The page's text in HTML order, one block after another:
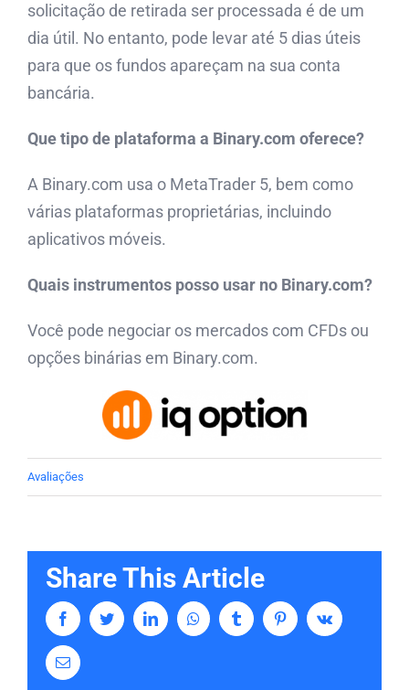
solicitação de retirada ser processada é de um
dia útil. No entanto, pode levar até 5 dias úteis
para que os fundos apareçam na sua conta
bancária.
Que tipo de plataforma a Binary.com oferece?
A Binary.com usa o MetaTrader 5, bem como
várias plataformas proprietárias, incluindo
aplicativos móveis.
Quais instrumentos posso usar no Binary.com?
Você pode negociar os mercados com CFDs ou
opções binárias em Binary.com.
Avaliações
Share This Article
FacebookTwitterLinkedInWhatsappTumblr PinterestVk
Email